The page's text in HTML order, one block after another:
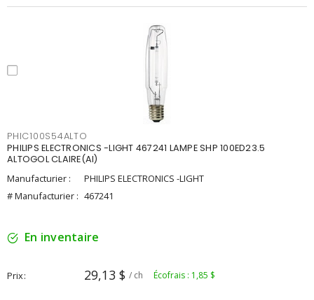
PHIC100S54ALTO
PHILIPS ELECTRONICS -LIGHT 467241 LAMPE SHP 100ED23.5
ALTOGOL CLAIRE(AI)
Manufacturier :
PHILIPS ELECTRONICS -LIGHT
# Manufacturier : 467241
En inventaire
Prix 29,13 $ / ch Écofrais : 1,85 $